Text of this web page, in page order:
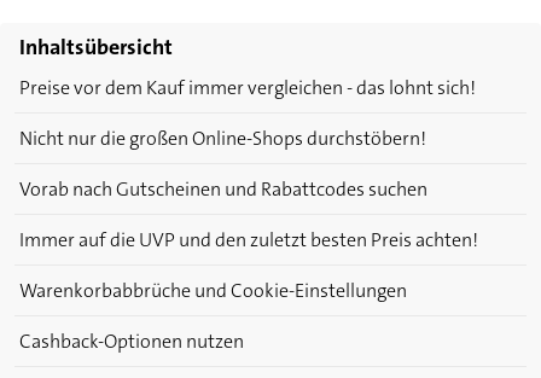
Inhaltsübersicht
Preise vor dem Kauf immer vergleichen - das lohnt sich!
Nicht nur die großen Online-Shops durchstöbern!
Vorab nach Gutscheinen und Rabattcodes suchen
Immer auf die UVP und den zuletzt besten Preis achten!
Warenkorbabbrüche und Cookie-Einstellungen
Cashback-Optionen nutzen